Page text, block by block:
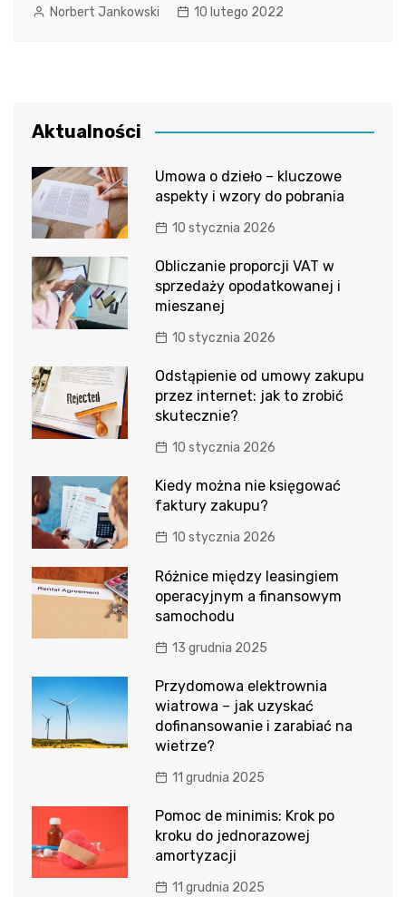
Norbert Jankowski 10 lutego 2022
Aktualności
Umowa o dzieło – kluczowe
aspekty i wzory do pobrania
10 stycznia 2026
Obliczanie proporcji VAT w
sprzedaży opodatkowanej i
mieszanej
10 stycznia 2026
Odstąpienie od umowy zakupu
przez internet: jak to zrobić
skutecznie?
10 stycznia 2026
Kiedy można nie księgować
faktury zakupu?
10 stycznia 2026
Różnice między leasingiem
operacyjnym a finansowym
samochodu
13 grudnia 2025
Przydomowa elektrownia
wiatrowa – jak uzyskać
dofinansowanie i zarabiać na
wietrze?
11 grudnia 2025
Pomoc de minimis: Krok po
kroku do jednorazowej
amortyzacji
11 grudnia 2025